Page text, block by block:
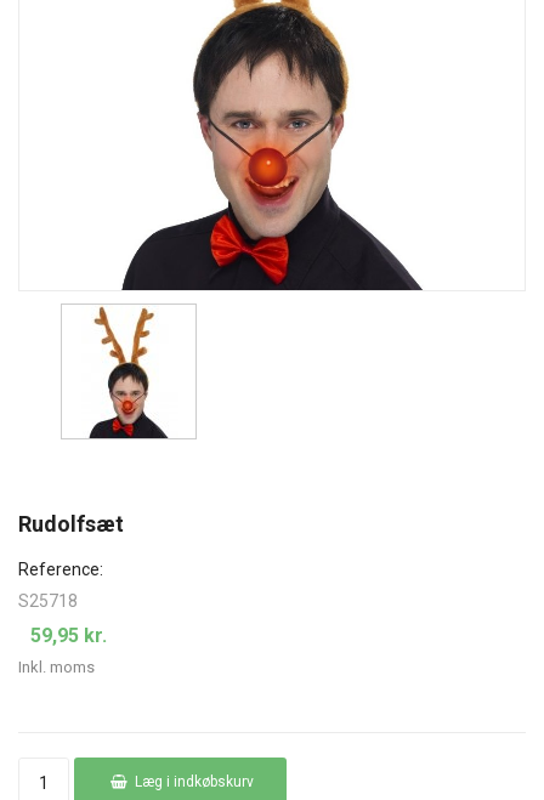
Rudolfsæt
Reference:
S25718
59,95 kr.
Inkl. moms
Læg i indkøbskurv